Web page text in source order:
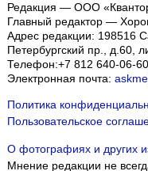
Редакция — ООО
Главный редактор —
Адрес редакции: 198516
Петербургский пр., д.60,
Телефон:+7 812 640-06-60
Электронная почта:
Политика
Пользовательское
О фотографиях и других
Мнение редакции не